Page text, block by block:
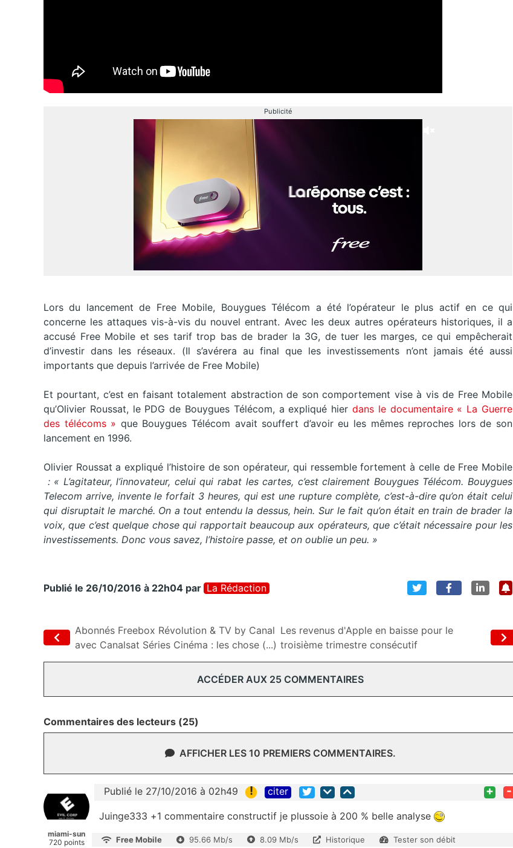
Publicité
Lors du lancement de Free Mobile, Bouygues Télécom a été l’opérateur le plus actif en ce qui
concerne les attaques vis-à-vis du nouvel entrant. Avec les deux autres opérateurs historiques, il a
accusé Free Mobile et ses tarif trop bas de brader la 3G, de tuer les marges, ce qui empêcherait
d’investir dans les réseaux. (Il s’avérera au final que les investissements n’ont jamais été aussi
importants que depuis l’arrivée de Free Mobile)
Et pourtant, c’est en faisant totalement abstraction de son comportement vise à vis de Free Mobile
qu’Olivier Roussat, le PDG de Bouygues Télécom, a expliqué hier dans le documentaire « La Guerre
des télécoms » que Bouygues Télécom avait souffert d’avoir eu les mêmes reproches lors de son
lancement en 1996.
Olivier Roussat a expliqué l’histoire de son opérateur, qui ressemble fortement à celle de Free Mobile
: « L’agitateur, l’innovateur, celui qui rabat les cartes, c’est clairement Bouygues Télécom. Bouygues
Telecom arrive, invente le forfait 3 heures, qui est une rupture complète, c’est-à-dire qu’on était celui
qui disruptait le marché. On a tout entendu la dessus, hein. Sur le fait qu’on était en train de brader la
voix, que c’est quelque chose qui rapportait beaucoup aux opérateurs, que c’était nécessaire pour les
investissements. Donc vous savez, l’histoire passe, et on oublie un peu. »
Publié le 26/10/2016 à 22h04 par La Rédaction
Abonnés Freebox Révolution & TV by Canal
avec Canalsat Séries Cinéma : les chose (...)
Les revenus d'Apple en baisse pour le
troisième trimestre consécutif
ACCÉDER AUX 25 COMMENTAIRES
Commentaires des lecteurs (25)
AFFICHER LES 10 PREMIERS COMMENTAIRES.
miami-sun
720 points
Publié le 27/10/2016 à 02h49 ! citer + -
Juinge333 +1 commentaire constructif je plussoie à 200 % belle analyse
Free Mobile 95.66 Mb/s 8.09 Mb/s Historique Tester son débit